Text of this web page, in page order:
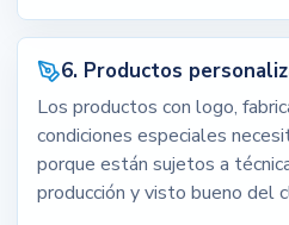
6. Productos
Los productos con logo,
condiciones especiales
porque están sujetos a
producción y visto bueno del